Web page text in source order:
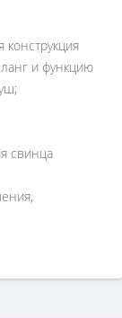
конструкция
и функцию
свинца